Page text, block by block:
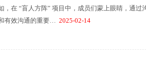
，在 “盲人方阵” 项目中，成员们蒙上眼睛，通过
有效沟通的重要… 2025-02-14